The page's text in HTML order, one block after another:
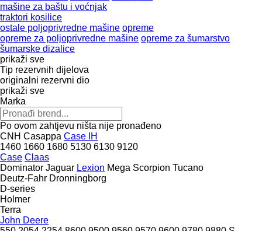
mašine za baštu i voćnjak
traktori kosilice
ostale poljoprivredne mašine opreme
opreme za poljoprivredne mašine opreme za šumarstvo
šumarske dizalice
prikaži sve
Tip rezervnih dijelova
originalni rezervni dio
prikaži sve
Marka
Po ovom zahtjevu ništa nije pronađeno
CNH Casappa Case IH
1460 1660 1680 5130 6130 9120
Case Claas
Dominator Jaguar Lexion Mega Scorpion Tucano
Deutz-Fahr Dronningborg
D-series
Holmer
Terra
John Deere